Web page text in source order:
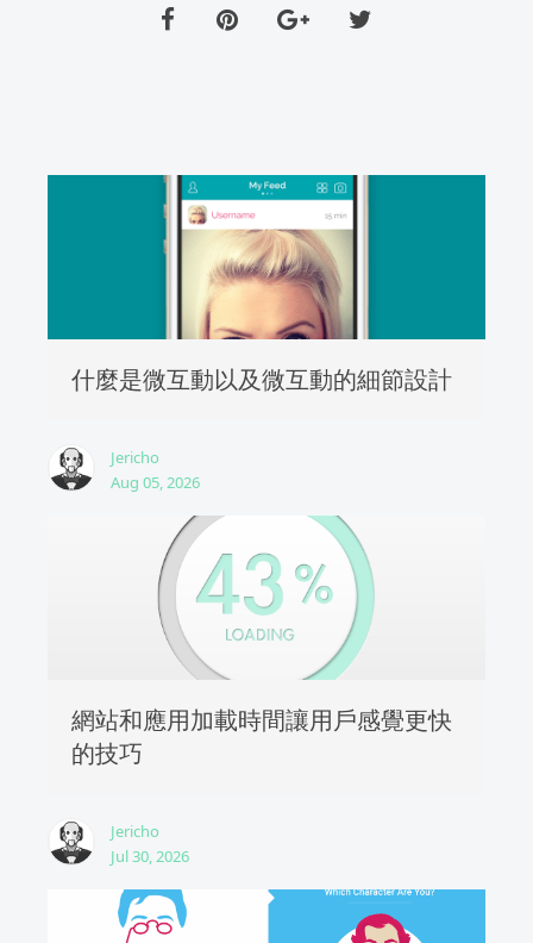
什麼是微互動以及微互動的細節設計
Jericho
Aug 05, 2026
網站和應用加載時間讓用戶感覺更快
的技巧
Jericho
Jul 30, 2026